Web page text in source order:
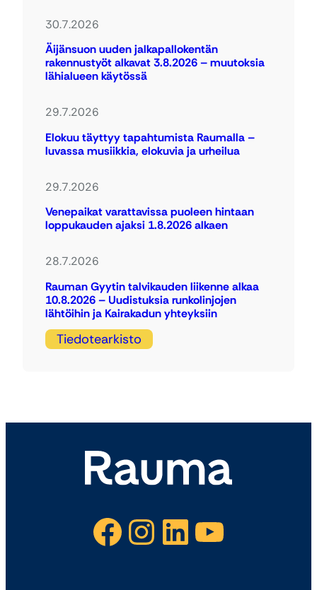
30.7.2026
Äijänsuon uuden jalkapallokentän
rakennustyöt alkavat 3.8.2026 – muutoksia
lähialueen käytössä
29.7.2026
Elokuu täyttyy tapahtumista Raumalla –
luvassa musiikkia, elokuvia ja urheilua
29.7.2026
Venepaikat varattavissa puoleen hintaan
loppukauden ajaksi 1.8.2026 alkaen
28.7.2026
Rauman Gyytin talvikauden liikenne alkaa
10.8.2026 – Uudistuksia runkolinjojen
lähtöihin ja Kairakadun yhteyksiin
Tiedotearkisto
Facebook Instagram LinkedIn YouTube